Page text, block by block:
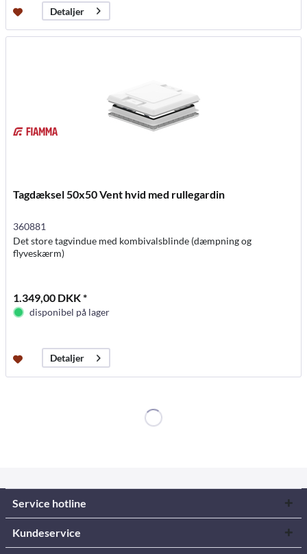
Detaljer
Tagdæksel 50x50 Vent hvid med rullegardin
360881
Det store tagvindue med kombivalsblinde (dæmpning og
flyveskærm)
1.349,00 DKK *
disponibel på lager
Detaljer
Service hotline
Kundeservice